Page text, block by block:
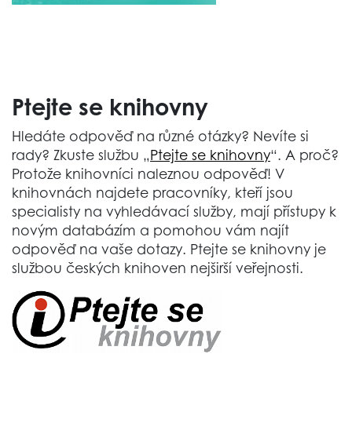
Ptejte se knihovny
Hledáte odpověď na různé otázky? Nevíte si
rady? Zkuste službu „Ptejte se knihovny“. A proč?
Protože knihovníci naleznou odpověď! V
knihovnách najdete pracovníky, kteří jsou
specialisty na vyhledávací služby, mají přístupy k
novým databázím a pomohou vám najít
odpověď na vaše dotazy. Ptejte se knihovny je
službou českých knihoven nejširší veřejnosti.